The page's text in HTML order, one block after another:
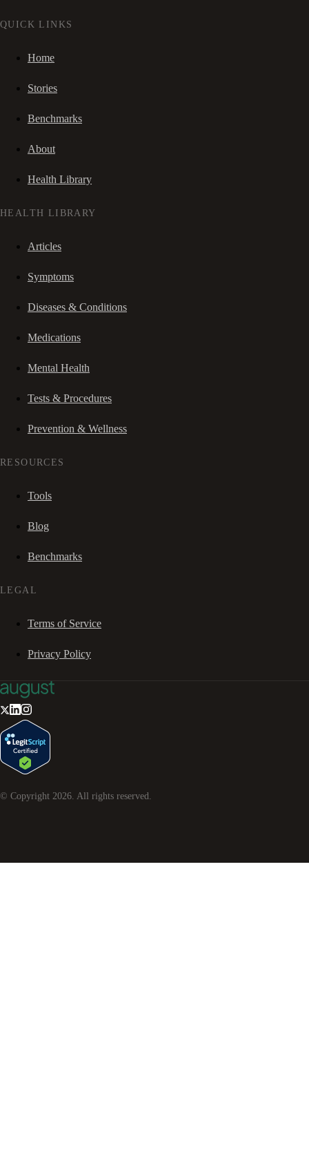
QUICK LINKS
Home
Stories
Benchmarks
About
Health Library
HEALTH LIBRARY
Articles
Symptoms
Diseases & Conditions
Medications
Mental Health
Tests & Procedures
Prevention & Wellness
RESOURCES
Tools
Blog
Benchmarks
LEGAL
Terms of Service
Privacy Policy
© Copyright 2026 . All rights reserved.